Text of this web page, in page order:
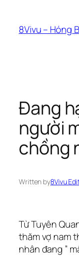
content
8Vivu – Hóng
Đang
người
chồng
Written by8Vivu
Từ Tuyên
thăm vợ nam
nhân đang ”